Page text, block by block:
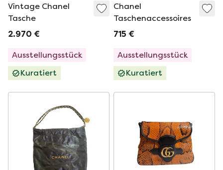
Vintage Chanel
Tasche
2.970 €
Ausstellungsstück
Kuratiert
Chanel
Taschenaccessoires
715 €
Ausstellungsstück
Kuratiert